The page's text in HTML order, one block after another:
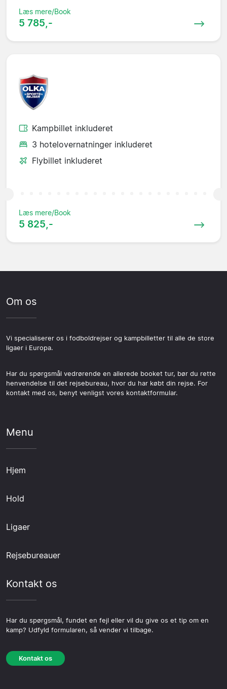
Læs mere/Book
5 785,-
Kampbillet inkluderet
3 hotelovernatninger inkluderet
Flybillet inkluderet
Læs mere/Book
5 825,-
Om os
Vi specialiserer os i fodboldrejser og kampbilletter til alle de store
ligaer i Europa.
Har du spørgsmål vedrørende en allerede booket tur, bør du rette
henvendelse til det rejsebureau, hvor du har købt din rejse. For
kontakt med os, benyt venligst vores kontaktformular.
Menu
Hjem
Hold
Ligaer
Rejsebureauer
Kontakt os
Har du spørgsmål, fundet en fejl eller vil du give os et tip om en
kamp? Udfyld formularen, så vender vi tilbage.
Kontakt os